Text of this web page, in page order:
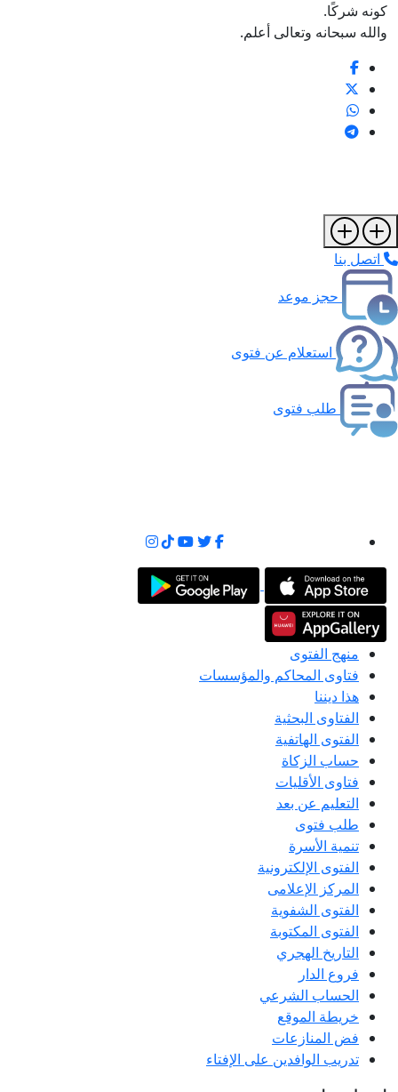
كونه شركًا.
والله سبحانه وتعالى أعلم.
اتصل بنا
حجز موعد
استعلام عن فتوى
طلب فتوى
منهج الفتوى
فتاوى المحاكم والمؤسسات
هذا ديننا
الفتاوى البحثية
الفتوى الهاتفية
حساب الزكاة
فتاوى الأقليات
التعليم عن بعد
طلب فتوى
تنمية الأسرة
الفتوى الإلكترونية
المركز الإعلامى
الفتوى الشفوية
الفتوى المكتوبة
التاريخ الهجري
فروع الدار
الحساب الشرعي
خريطة الموقع
فض المنازعات
تدريب الوافدين على الإفتاء